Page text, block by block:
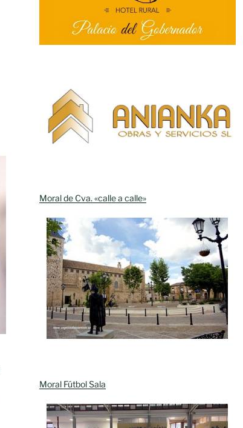
Moral de Cva. «calle a calle»
Moral Fútbol Sala